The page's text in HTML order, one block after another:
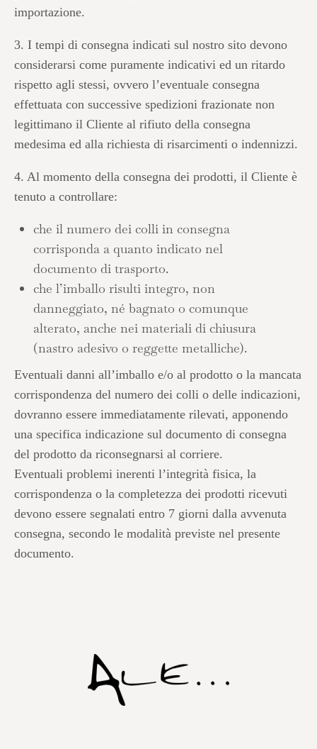
importazione.
3. I tempi di consegna indicati sul nostro sito devono
considerarsi come puramente indicativi ed un ritardo
rispetto agli stessi, ovvero l’eventuale consegna
effettuata con successive spedizioni frazionate non
legittimano il Cliente al rifiuto della consegna
medesima ed alla richiesta di risarcimenti o indennizzi.
4. Al momento della consegna dei prodotti, il Cliente è
tenuto a controllare:
che il numero dei colli in consegna
corrisponda a quanto indicato nel
documento di trasporto.
che l’imballo risulti integro, non
danneggiato, né bagnato o comunque
alterato, anche nei materiali di chiusura
(nastro adesivo o reggette metalliche).
Eventuali danni all’imballo e/o al prodotto o la mancata
corrispondenza del numero dei colli o delle indicazioni,
dovranno essere immediatamente rilevati, apponendo
una specifica indicazione sul documento di consegna
del prodotto da riconsegnarsi al corriere.
Eventuali problemi inerenti l’integrità fisica, la
corrispondenza o la completezza dei prodotti ricevuti
devono essere segnalati entro 7 giorni dalla avvenuta
consegna, secondo le modalità previste nel presente
documento.